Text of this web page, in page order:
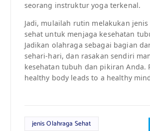
seorang instruktur yoga terkenal.
Jadi, mulailah rutin melakukan
sehat untuk menjaga kesehatan
Jadikan olahraga sebagai bagian
sehari-hari, dan rasakan sendiri
kesehatan tubuh dan pikiran Anda.
healthy body leads to a healthy
jenis Olahraga Sehat